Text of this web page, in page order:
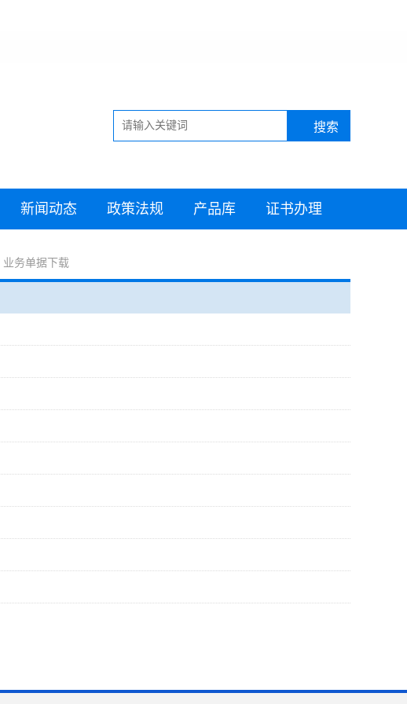
新闻动态 政策法规 产品库 证书办理
业务单据下载